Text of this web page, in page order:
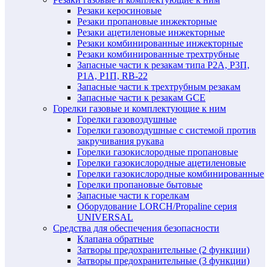
Резаки керосиновые
Резаки пропановые инжекторные
Резаки ацетиленовые инжекторные
Резаки комбинированные инжекторные
Резаки комбинированные трехтрубные
Запасные части к резакам типа Р2А, Р3П,
Р1А, Р1П, RB-22
Запасные части к трехтрубным резакам
Запасные части к резакам GCE
Горелки газовые и комплектующие к ним
Горелки газовоздушные
Горелки газовоздушные с системой против
закручивания рукава
Горелки газокислородные пропановые
Горелки газокислородные ацетиленовые
Горелки газокислородные комбинированные
Горелки пропановые бытовые
Запасные части к горелкам
Оборудование LORCH/Propaline серия
UNIVERSAL
Средства для обеспечения безопасности
Клапана обратные
Затворы предохранительные (2 функции)
Затворы предохранительные (3 функции)